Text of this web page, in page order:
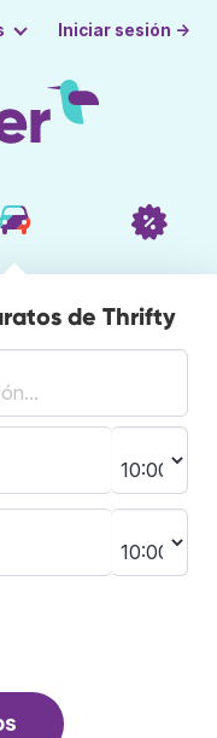
Iniciar sesión →
de Thrifty